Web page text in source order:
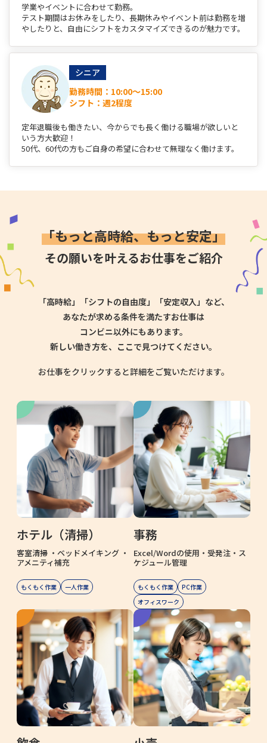
学業やイベントに合わせて勤務。
テスト期間はお休みをしたり、長期休みやイベント前は勤務を増
やしたりと、自由にシフトをカスタマイズできるのが魅力です。
シニア
勤務時間：10:00～15:00
シフト：週2程度
定年退職後も働きたい、今からでも長く働ける職場が欲しいと
いう方大歓迎！
50代、60代の方もご自身の希望に合わせて無理なく働けます。
「もっと高時給、もっと安定」
その願いを叶えるお仕事をご紹介
「高時給」「シフトの自由度」「安定収入」など、
あなたが求める条件を満たすお仕事は
コンビニ以外にもあります。
新しい働き方を、ここで見つけてください。
お仕事をクリックすると詳細をご覧いただけます。
ホテル（清掃）
客室清掃 ・ベッドメイキング ・
アメニティ補充
もくもく作業 一人作業
事務
Excel/Wordの使用・受発注・ス
ケジュール管理
もくもく作業
PC作業
オフィスワーク